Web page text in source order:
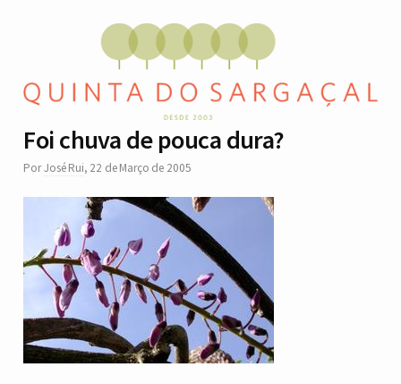
Foi chuva de pouca dura?
PorJosé Rui, 22 de Março de 2005